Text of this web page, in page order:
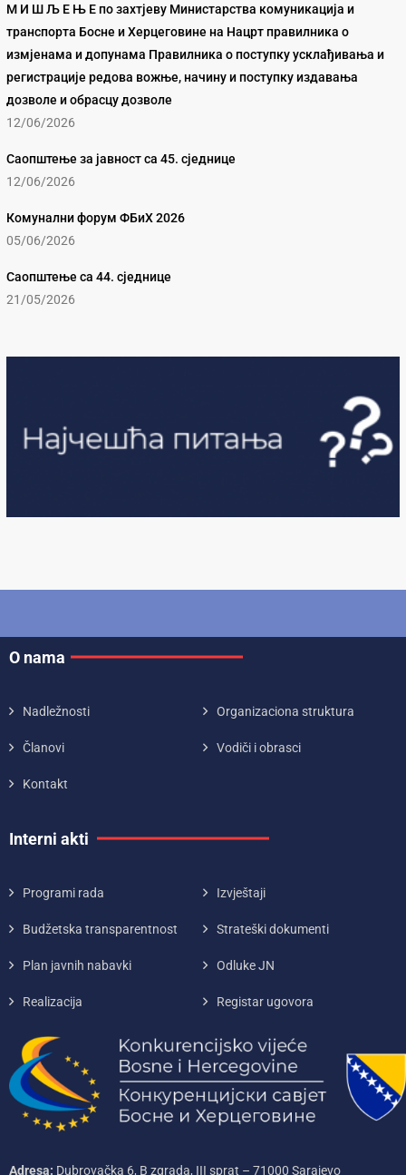
М И Ш Љ Е Њ Е по захтјеву Министарства комуникација и
транспорта Босне и Херцеговине на Нацрт правилника о
измјенама и допунама Правилника о поступку усклађивања и
регистрације редова вожње, начину и поступку издавања
дозволе и обрасцу дозволе
12/06/2026
Саопштење за јавност са 45. сједнице
12/06/2026
Комунални форум ФБиХ 2026
05/06/2026
Саопштење са 44. сједнице
21/05/2026
O nama
Nadležnosti Organizaciona struktura
Članovi Vodiči i obrasci
Kontakt
Interni akti
Programi rada Izvještaji
Budžetska transparentnost Strateški dokumenti
Plan javnih nabavki Odluke JN
Realizacija Registar ugovora
Adresa: Dubrovačka 6, B zgrada, III sprat – 71000‌ Sarajevo